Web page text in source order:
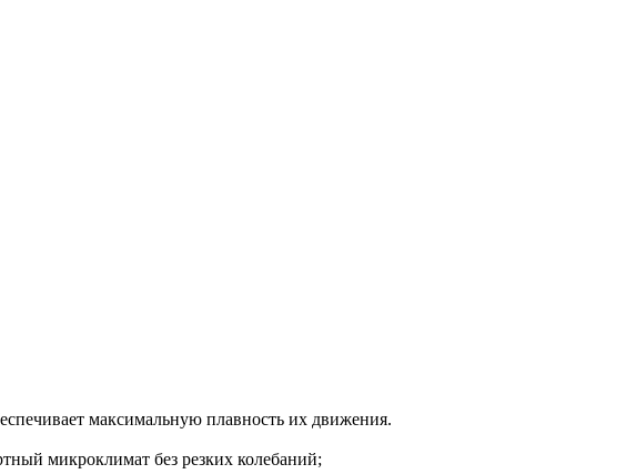
максимальную плавность их движения.
микроклимат без резких колебаний;